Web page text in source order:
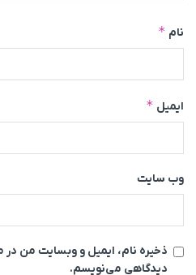
نام *
ایمیل *
وب‌ سایت
ذخیره نام، ایمیل و وبسایت من در
دیدگاهی می‌نویسم.